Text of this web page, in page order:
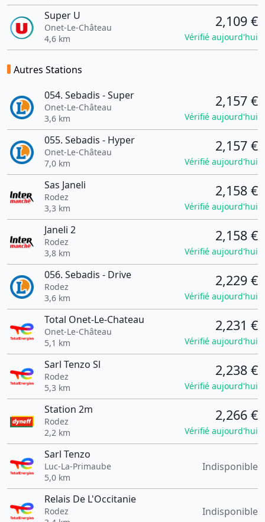
Super U
Onet-Le-Château
4,6 km
2,109 €
Vérifié aujourd'hui
Autres Stations
054. Sebadis - Super
Onet-Le-Château
3,6 km
2,157 €
Vérifié aujourd'hui
055. Sebadis - Hyper
Onet-Le-Château
7,0 km
2,157 €
Vérifié aujourd'hui
Sas Janeli
Rodez
3,3 km
2,158 €
Vérifié aujourd'hui
Janeli 2
Rodez
3,8 km
2,158 €
Vérifié aujourd'hui
056. Sebadis - Drive
Rodez
3,6 km
2,229 €
Vérifié aujourd'hui
Total Onet-Le-Chateau
Onet-Le-Château
5,1 km
2,231 €
Vérifié aujourd'hui
Sarl Tenzo Sl
Rodez
5,3 km
2,238 €
Vérifié aujourd'hui
Station 2m
Rodez
2,2 km
2,266 €
Vérifié aujourd'hui
Sarl Tenzo
Luc-La-Primaube
5,0 km
Indisponible
Relais De L'Occitanie
Rodez
Indisponible